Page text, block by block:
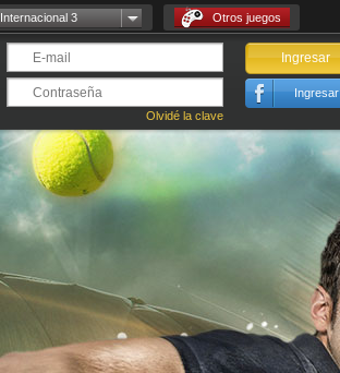
Internacional 3 Otros juegos
Olvidé la clave
Ingresar
Ingresar